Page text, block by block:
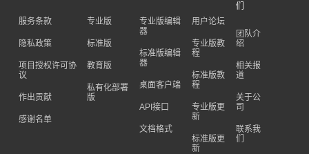
服务条款
隐私政策
项目授权许可协
议
作出贡献
感谢名单
专业版
标准版
教育版
私有化部署
版
专业版编辑
器
标准版编辑
器
桌面客户端
API接口
文档格式
用户论坛
专业版教
程
标准版教
程
专业版更
新
标准版更
新
们
团队介
绍
相关报
道
关于公
司
联系我
们